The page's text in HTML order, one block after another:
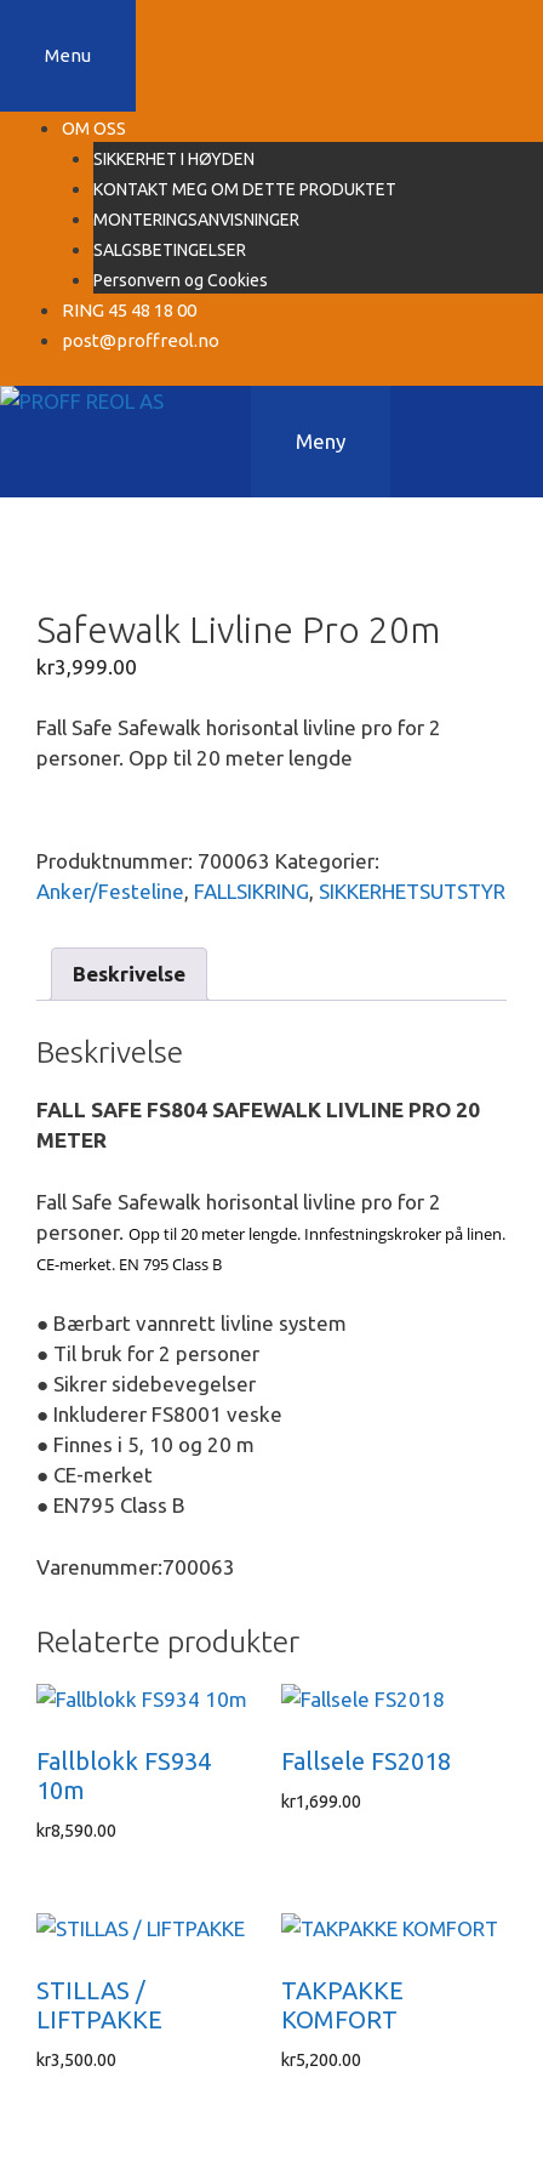
Menu
OM OSS
SIKKERHET I HØYDEN
KONTAKT MEG OM DETTE PRODUKTET
MONTERINGSANVISNINGER
SALGSBETINGELSER
Personvern og Cookies
RING 45 48 18 00
post@proffreol.no
Meny
Safewalk Livline Pro 20m
kr3,999.00
Fall Safe Safewalk horisontal livline pro for 2
personer. Opp til 20 meter lengde
Produktnummer: 700063 Kategorier:
Anker/Festeline FALLSIKRING SIKKERHETSUTSTYR
Beskrivelse
Beskrivelse
FALL SAFE FS804 SAFEWALK LIVLINE PRO 20
METER
Fall Safe Safewalk horisontal livline pro for 2
personer. Opp til 20 meter lengde. Innfestningskroker på linen.
CE-merket. EN 795 Class B
● Bærbart vannrett livline system
● Til bruk for 2 personer
● Sikrer sidebevegelser
● Inkluderer FS8001 veske
● Finnes i 5, 10 og 20 m
● CE-merket
● EN795 Class B
Varenummer:700063
Relaterte produkter
Fallblokk FS934
10m
kr8,590.00
Fallsele FS2018
kr1,699.00
STILLAS /
LIFTPAKKE
kr3,500.00
TAKPAKKE
KOMFORT
kr5,200.00